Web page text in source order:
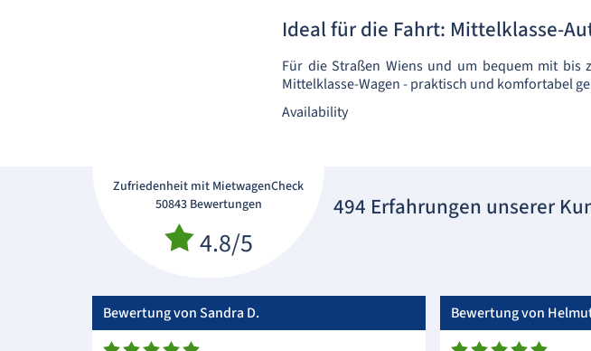
Ideal für die Fahrt: Mittelklasse-
Für die Straßen Wiens und um bequem mit bis
Mittelklasse-Wagen - praktisch und komfortabel
Availability
Zufriedenheit mit MietwagenCheck
50843 Bewertungen
4.8/5
494 Erfahrungen unserer
Bewertung von Sandra D. Bewertung von